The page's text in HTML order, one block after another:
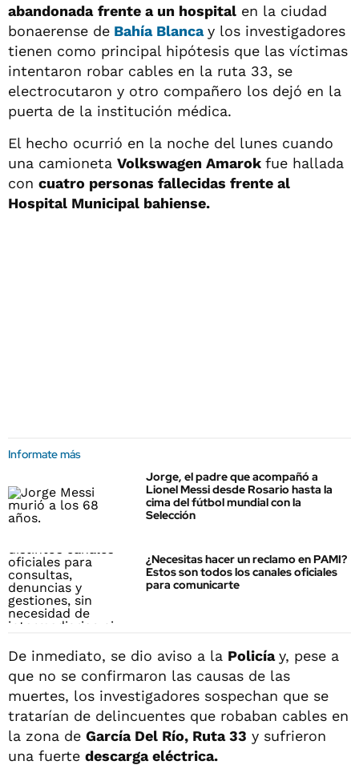
abandonada frente a un hospital en la ciudad
bonaerense de Bahía Blancay los investigadores
tienen como principal hipótesis que las víctimas
intentaron robar cables en la ruta 33, se
electrocutaron y otro compañero los dejó en la
puerta de la institución médica.
El hecho ocurrió en la noche del lunes cuando
una camioneta Volkswagen Amarok fue hallada
con cuatro personas fallecidas frente al
Hospital Municipal bahiense.
Informate más
Jorge, el padre que acompañó a
Lionel Messi desde Rosario hasta la
cima del fútbol mundial con la
Selección
¿Necesitas hacer un reclamo en PAMI?
Estos son todos los canales oficiales
para comunicarte
De inmediato, se dio aviso a la Policíay, pese a
que no se confirmaron las causas de las
muertes, los investigadores sospechan que se
tratarían de delincuentes que robaban cables en
la zona de García Del Río, Ruta 33 y sufrieron
una fuerte descarga eléctrica.